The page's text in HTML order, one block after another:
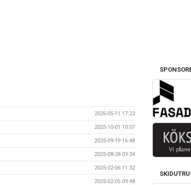
2026-05-11 17:22
2025-10-01 10:07
2025-09-19 16:48
2025-08-28 09:34
2025-02-06 11:32
2025-02-05 09:48